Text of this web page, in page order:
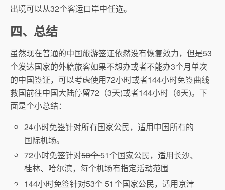
出境可以从32个客运口岸中任选。
四、总结
虽然现在普通的中国旅游签证依然没有恢复效力，但是53
个发达国家的外籍旅客如果不想办或者不能办3个月单次
的中国签证，可以考虑使用72小时或者144小时免签曲线
救国前往中国大陆停留72（3天)或者144小时（6天)。下
面是个小总结：
24小时免签针对所有国家公民，适用中国所有的
国际机场。
72小时免签针对53个51个国家公民，适用长沙、
桂林、哈尔滨，每个机场有指定活动范围
144小时免签针对53个51个国家公民，适用京津